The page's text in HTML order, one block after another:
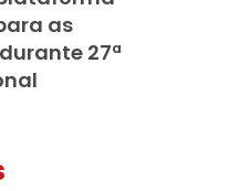
as
27ª